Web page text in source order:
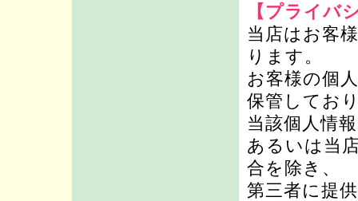
【プライバ
当店はお客
ります。
お客様の個
保管してお
当該個人情
あるいは当
合を除き、
第三者に提